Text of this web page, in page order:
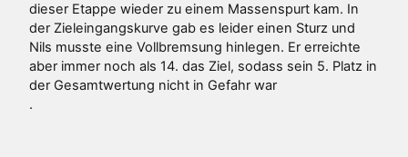
dieser Etappe wieder zu einem Massenspurt kam. In
der Zieleingangskurve gab es leider einen Sturz und
Nils musste eine Vollbremsung hinlegen. Er erreichte
aber immer noch als 14. das Ziel, sodass sein 5. Platz in
der Gesamtwertung nicht in Gefahr war
.